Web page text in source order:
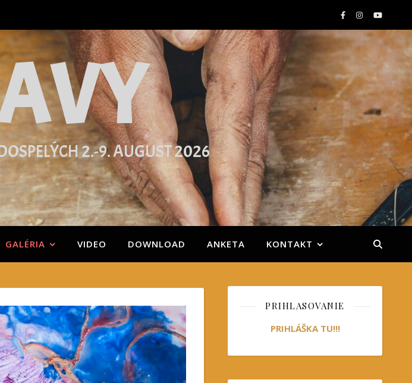
2.-9. AUGUST 2026
GALÉRIA VIDEO DOWNLOAD ANKETA KONTAKT
PRIHLASOVANIE
PRIHLÁŠKA TU!!!